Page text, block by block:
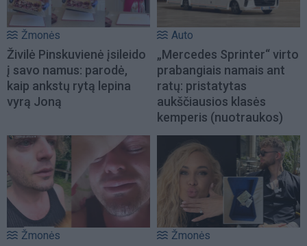
Žmonės
Živilė Pinskuvienė įsileido
į savo namus: parodė,
kaip ankstų rytą lepina
vyrą Joną
Auto
„Mercedes Sprinter“ virto
prabangiais namais ant
ratų: pristatytas
aukščiausios klasės
kemperis (nuotraukos)
Žmonės Žmonės